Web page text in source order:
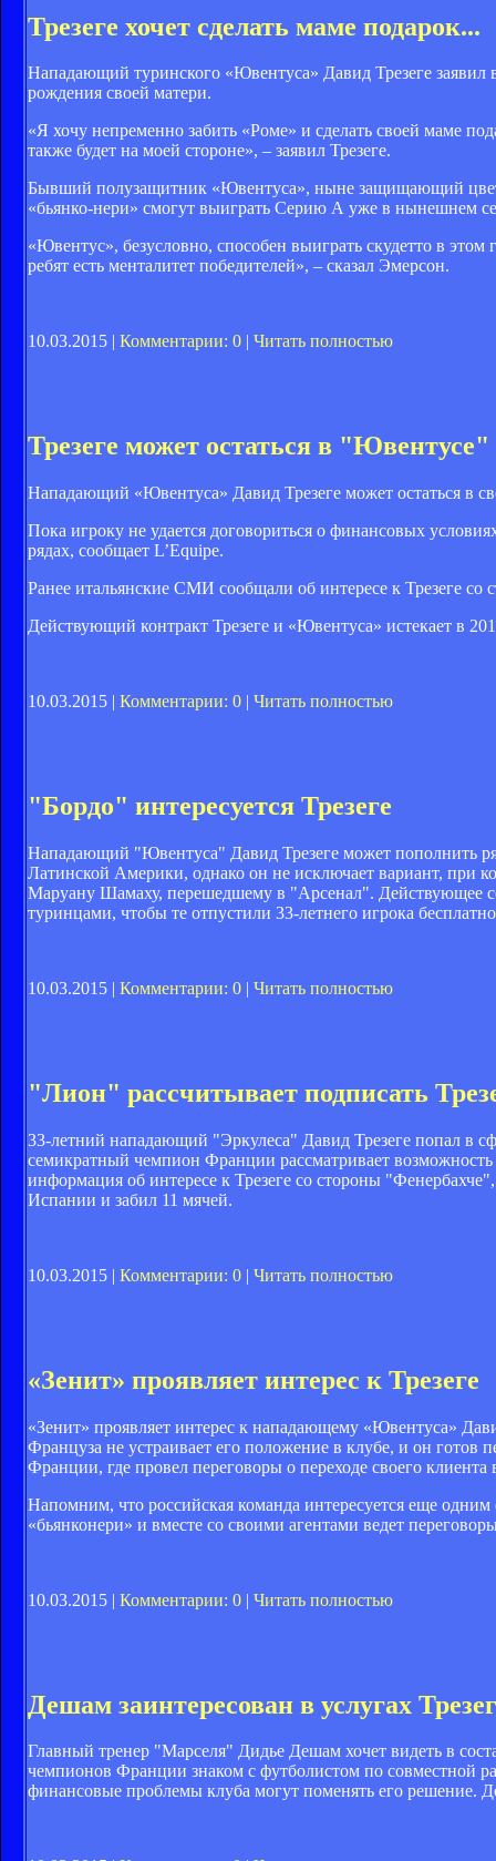
Трезеге хочет сделать маме подарок...
Нападающий туринского «Ювентуса» Давид Трезеге заявил
рождения своей матери.
«Я хочу непременно забить «Роме» и сделать своей маме
также будет на моей стороне», – заявил Трезеге.
Бывший полузащитник «Ювентуса», ныне защищающий
«бьянко-нери» смогут выиграть Серию А уже в нынешнем
«Ювентус», безусловно, способен выиграть скудетто в
ребят есть менталитет победителей», – сказал Эмерсон.
10.03.2015 | Комментарии: 0 | Читать полностью
Трезеге может остаться в "Ювентусе"
Нападающий «Ювентуса» Давид Трезеге может остаться в
Пока игроку не удается договориться о финансовых
рядах, сообщает L’Equipe.
Ранее итальянские СМИ сообщали об интересе к Трезеге
Действующий контракт Трезеге и «Ювентуса» истекает в
10.03.2015 | Комментарии: 0 | Читать полностью
"Бордо" интересуется Трезеге
Нападающий "Ювентуса" Давид Трезеге может пополнить
Латинской Америки, однако он не исключает вариант, при
Маруану Шамаху, перешедшему в "Арсенал". Действующее
туринцами, чтобы те отпустили 33-летнего игрока
10.03.2015 | Комментарии: 0 | Читать полностью
"Лион" рассчитывает подписать
33-летний нападающий "Эркулеса" Давид Трезеге попал
семикратный чемпион Франции рассматривает
информация об интересе к Трезеге со стороны
Испании и забил 11 мячей.
10.03.2015 | Комментарии: 0 | Читать полностью
«Зенит» проявляет интерес к Трезеге
«Зенит» проявляет интерес к нападающему «Ювентуса»
Француза не устраивает его положение в клубе, и он готов
Франции, где провел переговоры о переходе своего
Напомним, что российская команда интересуется еще
«бьянконери» и вместе со своими агентами ведет
10.03.2015 | Комментарии: 0 | Читать полностью
Дешам заинтересован в услугах
Главный тренер "Марселя" Дидье Дешам хочет видеть в
чемпионов Франции знаком с футболистом по совместной
финансовые проблемы клуба могут поменять его решение.